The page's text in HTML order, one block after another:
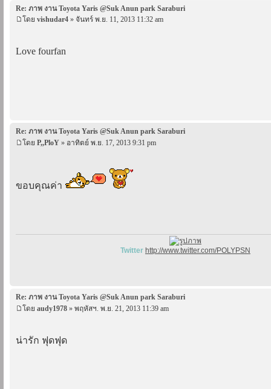
Re: ภาพ งาน Toyota Yaris @Suk Anun park Saraburi
โดย vishudar4 » จันทร์ พ.ย. 11, 2013 11:32 am
Love fourfan
Re: ภาพ งาน Toyota Yaris @Suk Anun park Saraburi
โดย P,,PloY » อาทิตย์ พ.ย. 17, 2013 9:31 pm
ขอบคุณค่า
Twitter http://www.twitter.com/POLYPSN
Re: ภาพ งาน Toyota Yaris @Suk Anun park Saraburi
โดย audy1978 » พฤหัสฯ. พ.ย. 21, 2013 11:39 am
น่ารัก ฟุดฟุด